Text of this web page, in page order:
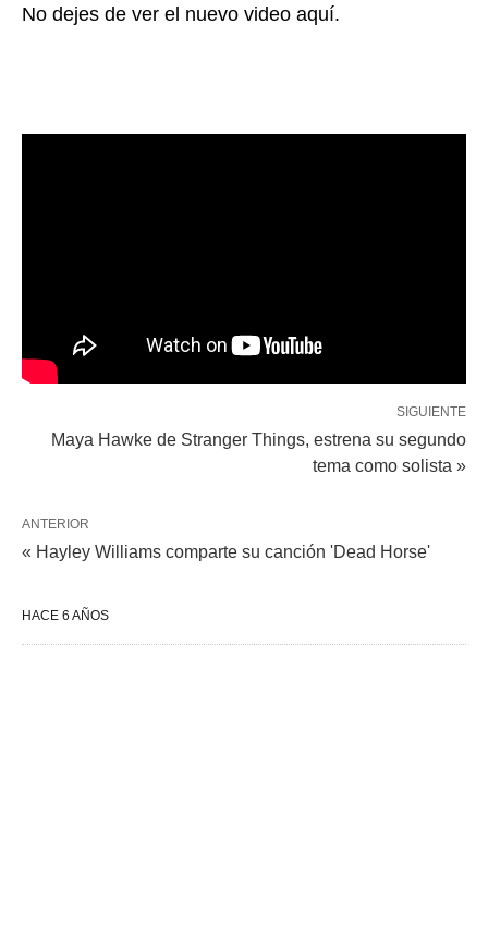
No dejes de ver el nuevo video aquí.
SIGUIENTE
Maya Hawke de Stranger Things, estrena su segundo
tema como solista »
ANTERIOR
« Hayley Williams comparte su canción 'Dead Horse'
HACE 6 AÑOS